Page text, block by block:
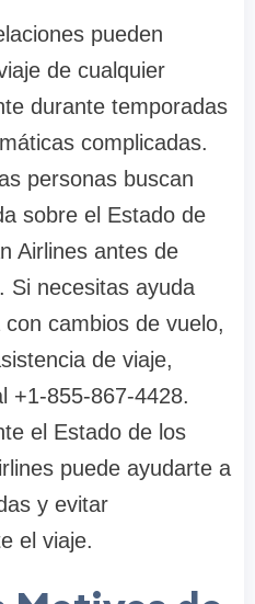
pueden
de cualquier
durante temporadas
complicadas.
personas buscan
sobre el Estado de
Airlines antes de
Si necesitas ayuda
cambios de vuelo,
de viaje,
+1-855-867-4428.
el Estado de los
puede ayudarte a
y evitar
el viaje.